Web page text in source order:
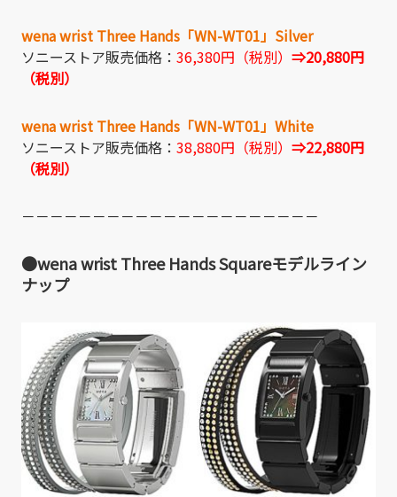
wena wrist Three Hands「WN-WT01」Silver
ソニーストア販売価格： 36,380円（税別） ⇒20,880円
（税別）
wena wrist Three Hands「WN-WT01」White
ソニーストア販売価格： 38,880円（税別） ⇒22,880円
（税別）
－－－－－－－－－－－－－－－－－－－－－
●wena wrist Three Hands Squareモデルライン
ナップ